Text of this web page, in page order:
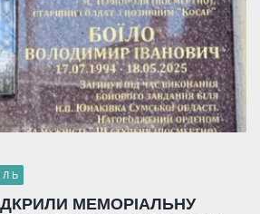
МЕМОРІАЛЬНУ